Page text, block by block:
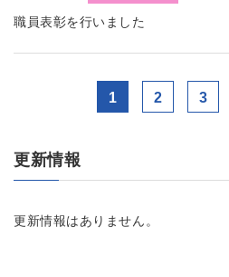
職員表彰を行いました
1 2 3
更新情報
更新情報はありません。